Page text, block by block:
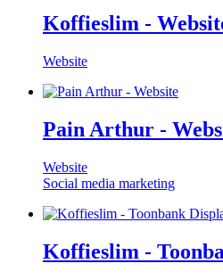
Koffieslim -
Website
Pain Arthur -
Website
Social media marketing
Koffieslim -